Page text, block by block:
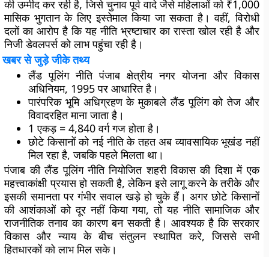
की उम्मीद कर रही है, जिसे चुनाव पूर्व वादे जैसे महिलाओं को ₹1,000
मासिक भुगतान के लिए इस्तेमाल किया जा सकता है। वहीं, विरोधी
दलों का आरोप है कि यह नीति भ्रष्टाचार का रास्ता खोल रही है और
निजी डेवलपर्स को लाभ पहुंचा रही है।
खबर से जुड़े जीके तथ्य
लैंड पूलिंग नीति पंजाब क्षेत्रीय नगर योजना और विकास
अधिनियम, 1995 पर आधारित है।
पारंपरिक भूमि अधिग्रहण के मुकाबले लैंड पूलिंग को तेज और
विवादरहित माना जाता है।
1 एकड़ = 4,840 वर्ग गज होता है।
छोटे किसानों को नई नीति के तहत अब व्यावसायिक भूखंड नहीं
मिल रहा है, जबकि पहले मिलता था।
पंजाब की लैंड पूलिंग नीति नियोजित शहरी विकास की दिशा में एक
महत्त्वाकांक्षी प्रयास हो सकती है, लेकिन इसे लागू करने के तरीके और
इसकी समानता पर गंभीर सवाल खड़े हो चुके हैं। अगर छोटे किसानों
की आशंकाओं को दूर नहीं किया गया, तो यह नीति सामाजिक और
राजनीतिक तनाव का कारण बन सकती है। आवश्यक है कि सरकार
विकास और न्याय के बीच संतुलन स्थापित करे, जिससे सभी
हितधारकों को लाभ मिल सके।